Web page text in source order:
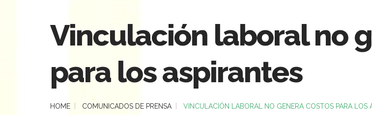
Vinculación laboral no
para los aspirantes
HOME COMUNICADOS DE PRENSA VINCULACIÓN LABORAL NO GENERA COSTOS PARA LOS